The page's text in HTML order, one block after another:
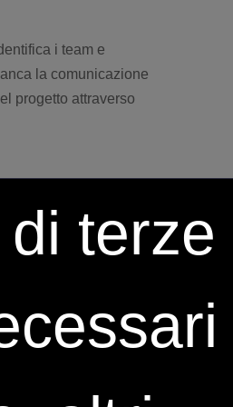
i team e
la comunicazione
progetto attraverso
terze